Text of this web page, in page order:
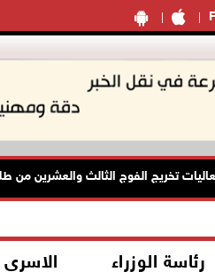
تخريج الفوج الثالث والعشرين من طلبتها
رئاسة الوزراء الاسرى